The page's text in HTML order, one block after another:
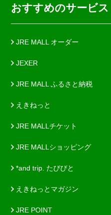
おすすめのサービス
JRE MALL オーダー
JEXER
JRE MALL ふるさと納税
えきねっと
JRE MALLチケット
JRE MALLショッピング
*and trip. たびびと
えきねっとマガジン
JRE POINT